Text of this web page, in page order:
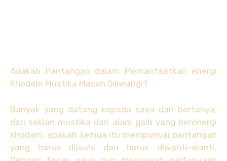
Adakah Pantangan dalam Memanfaatkan energi
Khodam Mustika Macan Siliwangi?
Banyak yang datang kepada saya dan bertanya,
dari sekian mustika dari alam gaib yang berenergi
khodam, apakah semua itu mempunyai pantangan
yang harus dijauhi dan harus diwanti-wanti.